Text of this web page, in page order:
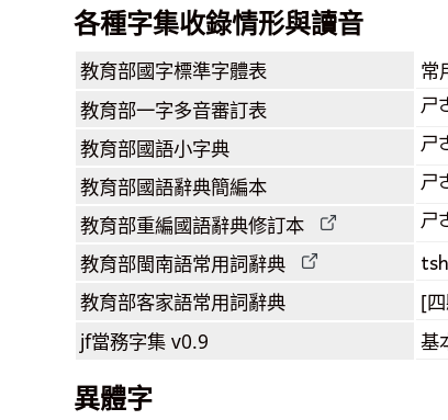
各種字集收錄情形與讀音
教育部國字標準字體表 常
教育部一字多音審訂表 ㄕ
教育部國語小字典 ㄕ
教育部國語辭典簡編本 ㄕ
教育部重編國語辭典修訂本 ㄕ
教育部閩南語常用詞辭典
教育部客家語常用詞辭典 [
jf當務字集 v0.9 基
異體字